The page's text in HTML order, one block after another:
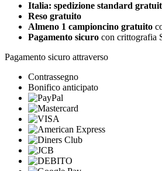
Italia: spedizione standard
Reso gratuito
Almeno 1 campioncino gratuito
Pagamento sicuro con crittografia
Pagamento sicuro attraverso
Contrassegno
Bonifico anticipato